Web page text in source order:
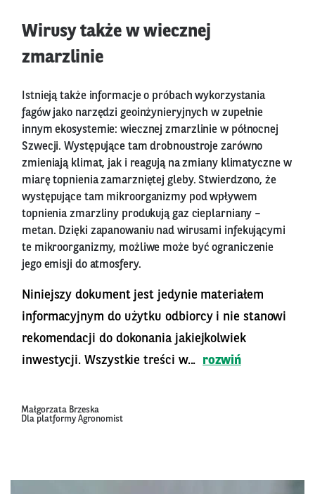
Wirusy także w wiecznej
zmarzlinie
Istnieją także informacje o próbach wykorzystania
fagów jako narzędzi geoinżynieryjnych w zupełnie
innym ekosystemie: wiecznej zmarzlinie w północnej
Szwecji. Występujące tam drobnoustroje zarówno
zmieniają klimat, jak i reagują na zmiany klimatyczne w
miarę topnienia zamarzniętej gleby. Stwierdzono, że
występujące tam mikroorganizmy pod wpływem
topnienia zmarzliny produkują gaz cieplarniany –
metan. Dzięki zapanowaniu nad wirusami infekującymi
te mikroorganizmy, możliwe może być ograniczenie
jego emisji do atmosfery.
Niniejszy dokument jest jedynie materiałem
informacyjnym do użytku odbiorcy i nie stanowi
rekomendacji do dokonania jakiejkolwiek
inwestycji. Wszystkie treści w...
rozwiń
Małgorzata Brzeska
Dla platformy Agronomist